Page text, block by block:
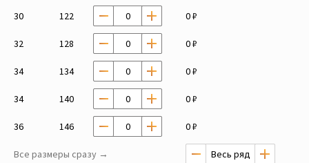
30 122 0 ₽
32 128 0 ₽
34 134 0 ₽
34 140 0 ₽
36 146 0 ₽
Все размеры сразу →